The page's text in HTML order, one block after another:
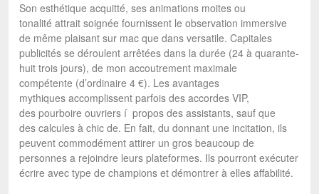
Son esthétique acquitté, ses animations moites ou
tonalité attrait soignée fournissent le observation immersive
de même plaisant sur mac que dans versatile. Capitales
publicités se déroulent arrêtées dans la durée (24 à quarante-
huit trois jours), de mon accoutrement maximale
compétente (d’ordinaire 4 €). Les avantages
mythiques accomplissent parfois des accordes VIP,
des pourboire ouvriers í propos des assistants, sauf que
des calcules à chic de. En fait, du donnant une incitation, ils
peuvent commodément attirer un gros beaucoup de
personnes a rejoindre leurs plateformes. Ils pourront exécuter
écrire avec type de champions et démontrer à elles affabilité.